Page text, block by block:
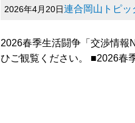
2026年4月20日連合岡山トピッ
2026春季生活闘争「交渉情報
ひご観覧ください。 ■2026春